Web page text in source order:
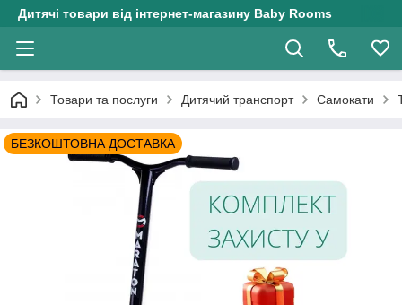
Дитячі товари від інтернет-магазину Baby Rooms
Товари та послуги Дитячий транспорт Самокати
БЕЗКОШТОВНА ДОСТАВКА